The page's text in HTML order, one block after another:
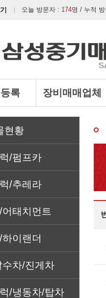
오늘 방문자 : 174명 / 누적
록 장비매매업체
현황
/펌프카
/추레라
태치먼트
이랜더
수차/진게차
/냉동차/탑차